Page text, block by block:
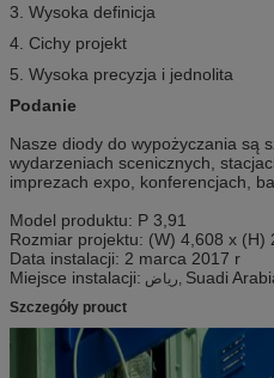
3. Wysoka definicja
4. Cichy projekt
5. Wysoka precyzja i jednolita
Podanie
Nasze diody do wypożyczania są
wydarzeniach scenicznych,
imprezach expo, konferencjach,
Model produktu: P 3,91
Rozmiar projektu: (W) 4,608 x (H)
Data instalacji: 2 marca 2017 r
Miejsce instalacji:
رياض, Suadi
Szczegóły prouct